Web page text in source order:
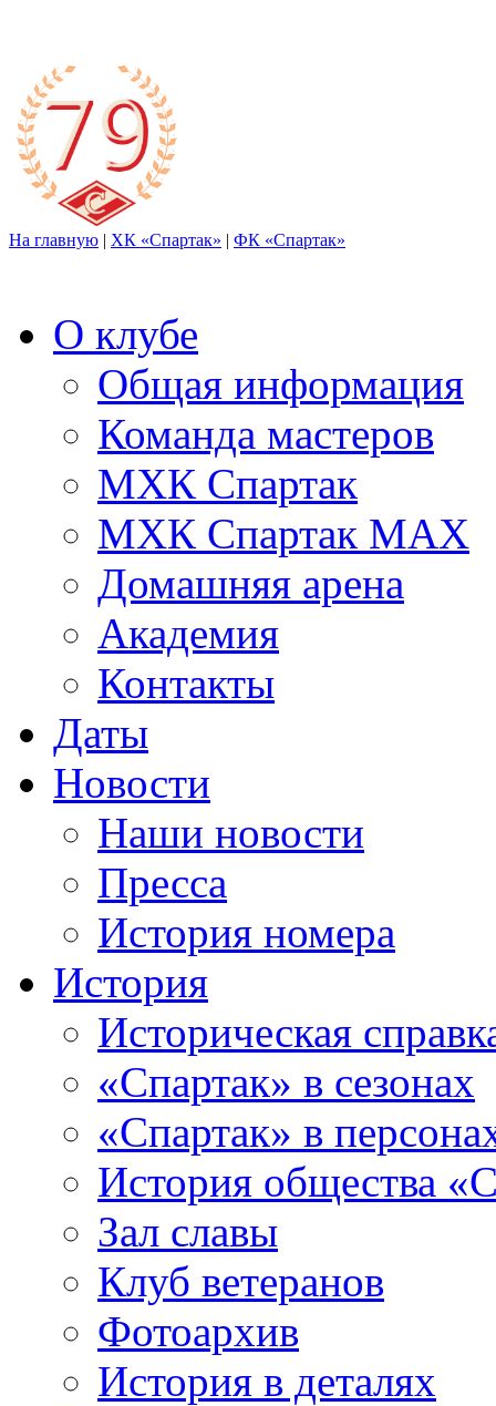
На главную | ХК «Спартак» | ФК «Спартак»
О клубе
Общая информация
Команда мастеров
МХК Спартак
МХК Спартак МАХ
Домашняя арена
Академия
Контакты
Даты
Новости
Наши новости
Пресса
История номера
История
Историческая
«Спартак» в сезонах
«Спартак» в
История общества
Зал славы
Клуб ветеранов
Фотоархив
История в деталях